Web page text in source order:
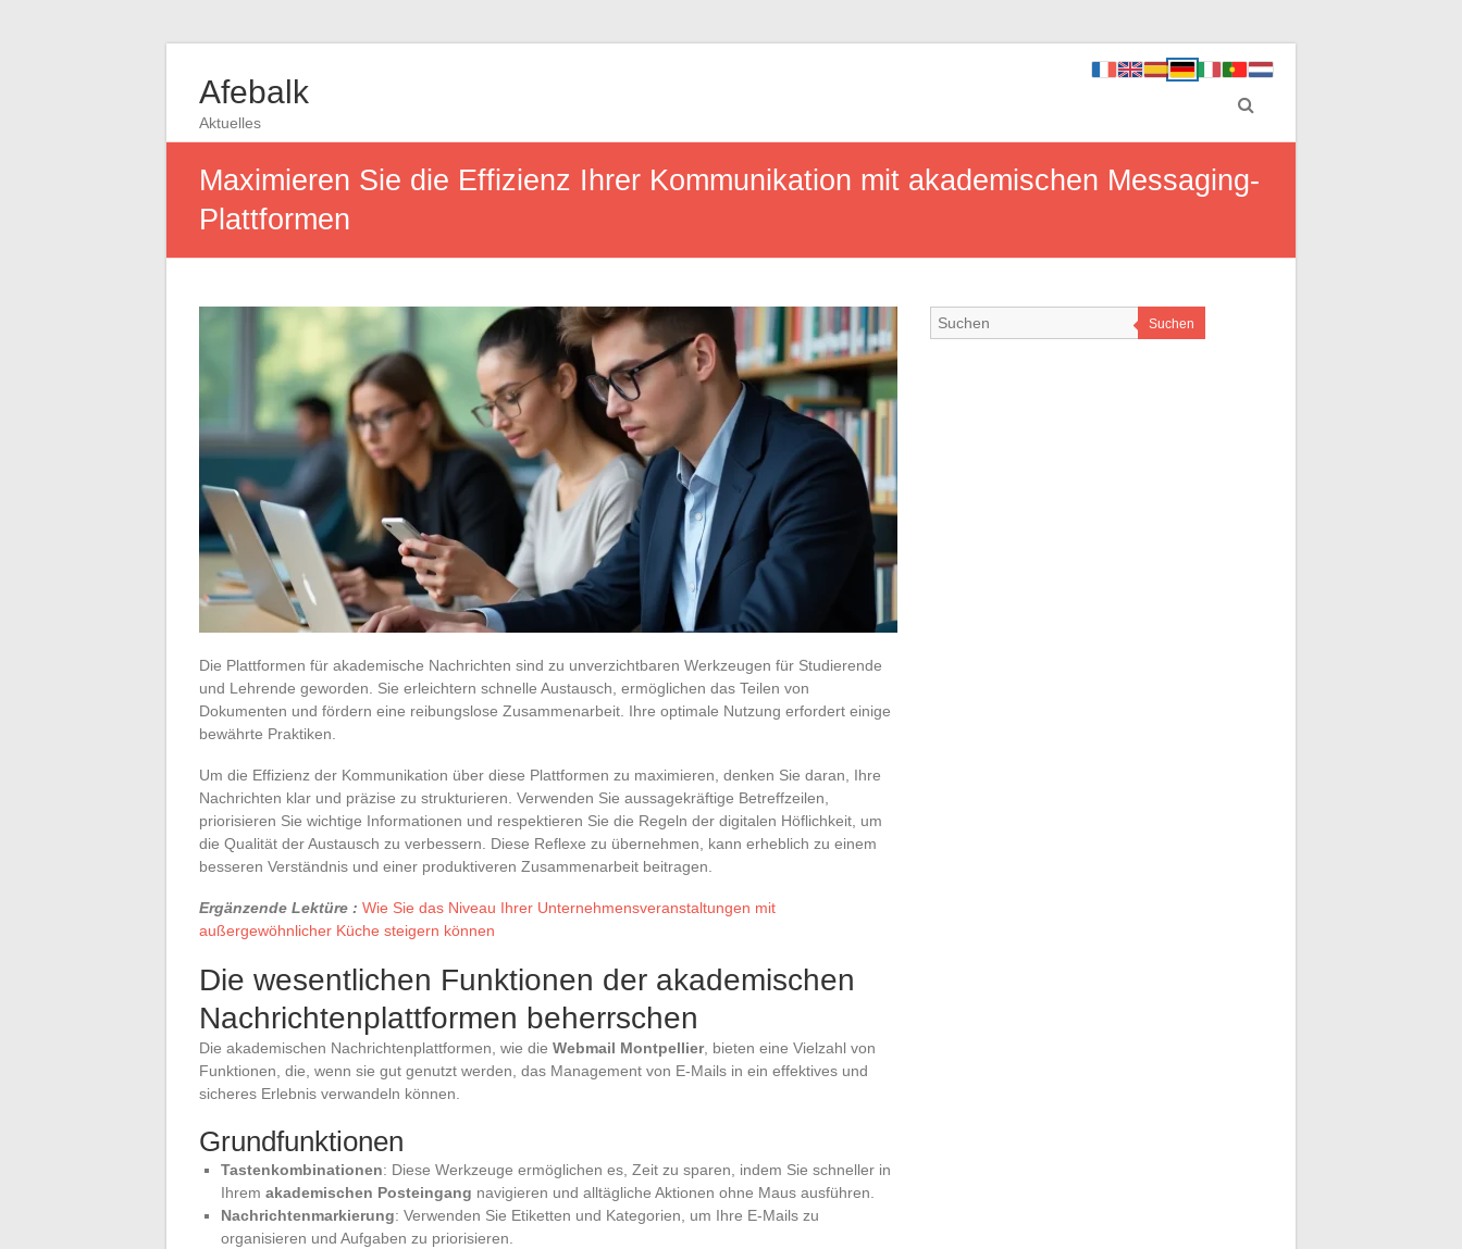
Afebalk
Aktuelles
Maximieren Sie die Effizienz Ihrer Kommunikation mit akademischen Messaging-
Plattformen
Die Plattformen für akademische Nachrichten sind zu unverzichtbaren Werkzeugen für Studierende
und Lehrende geworden. Sie erleichtern schnelle Austausch, ermöglichen das Teilen von
Dokumenten und fördern eine reibungslose Zusammenarbeit. Ihre optimale Nutzung erfordert einige
bewährte Praktiken.
Um die Effizienz der Kommunikation über diese Plattformen zu maximieren, denken Sie daran, Ihre
Nachrichten klar und präzise zu strukturieren. Verwenden Sie aussagekräftige Betreffzeilen,
priorisieren Sie wichtige Informationen und respektieren Sie die Regeln der digitalen Höflichkeit, um
die Qualität der Austausch zu verbessern. Diese Reflexe zu übernehmen, kann erheblich zu einem
besseren Verständnis und einer produktiveren Zusammenarbeit beitragen.
Ergänzende Lektüre : Wie Sie das Niveau Ihrer Unternehmensveranstaltungen mit
außergewöhnlicher Küche steigern können
Die wesentlichen Funktionen der akademischen
Nachrichtenplattformen beherrschen
Die akademischen Nachrichtenplattformen, wie die Webmail Montpellier, bieten eine Vielzahl von
Funktionen, die, wenn sie gut genutzt werden, das Management von E-Mails in ein effektives und
sicheres Erlebnis verwandeln können.
Grundfunktionen
Tastenkombinationen: Diese Werkzeuge ermöglichen es, Zeit zu sparen, indem Sie schneller in
Ihrem akademischen Posteingang navigieren und alltägliche Aktionen ohne Maus ausführen.
Nachrichtenmarkierung: Verwenden Sie Etiketten und Kategorien, um Ihre E-Mails zu
organisieren und Aufgaben zu priorisieren.
Suchen